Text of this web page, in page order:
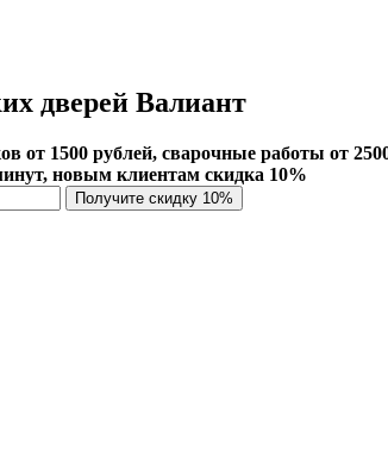
дверей Валиант
от 1500 рублей, сварочные работы от
новым клиентам скидка 10%
Получите скидку 10%